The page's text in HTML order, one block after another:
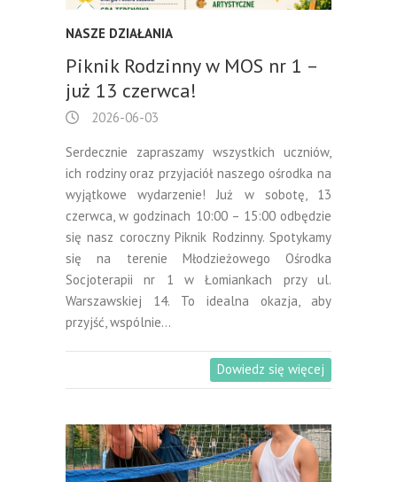
NASZE DZIAŁANIA
Piknik Rodzinny w MOS nr 1 –
już 13 czerwca!
2026-06-03
Serdecznie zapraszamy wszystkich uczniów,
ich rodziny oraz przyjaciół naszego ośrodka na
wyjątkowe wydarzenie! Już w sobotę, 13
czerwca, w godzinach 10:00 – 15:00 odbędzie
się nasz coroczny Piknik Rodzinny. Spotykamy
się na terenie Młodzieżowego Ośrodka
Socjoterapii nr 1 w Łomiankach przy ul.
Warszawskiej 14. To idealna okazja, aby
przyjść, wspólnie…
Dowiedz się więcej